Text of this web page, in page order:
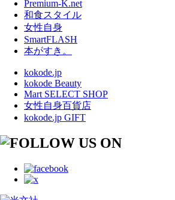
Premium-K.net
和食スタイル
女性自身
SmartFLASH
本がすき。
kokode.jp
kokode Beauty
Mart SELECT SHOP
女性自身百貨店
kokode.jp GIFT